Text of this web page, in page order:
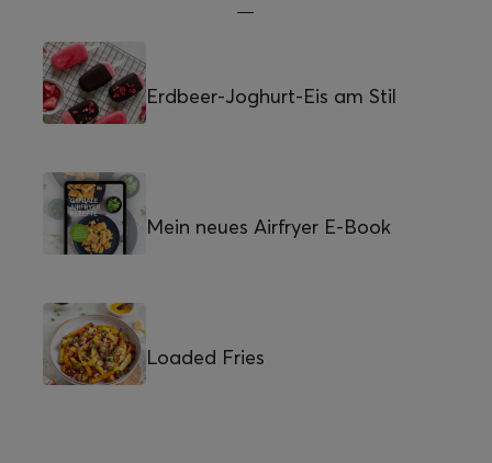
Erdbeer-Joghurt-Eis am Stil
Mein neues Airfryer E-Book
Loaded Fries